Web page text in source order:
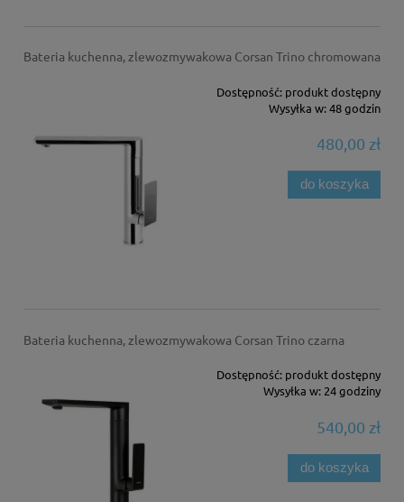
Bateria kuchenna, zlewozmywakowa Corsan Trino chromowana
Dostępność: produkt dostępny
Wysyłka w: 48 godzin
480,00 zł
do koszyka
Bateria kuchenna, zlewozmywakowa Corsan Trino czarna
Dostępność: produkt dostępny
Wysyłka w: 24 godziny
540,00 zł
do koszyka